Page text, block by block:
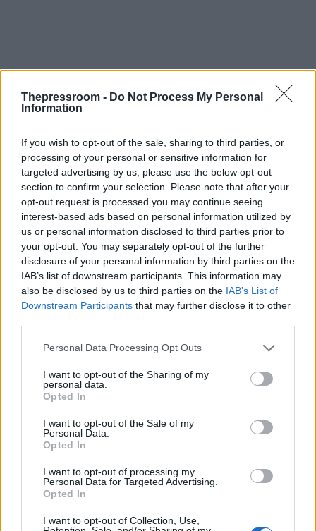
Thepressroom - Do Not Process My Personal
Information
If you wish to opt-out of the sale, sharing to third parties, or
processing of your personal or sensitive information for
targeted advertising by us, please use the below opt-out
section to confirm your selection. Please note that after your
opt-out request is processed you may continue seeing
interest-based ads based on personal information utilized by
us or personal information disclosed to third parties prior to
your opt-out. You may separately opt-out of the further
disclosure of your personal information by third parties on the
IAB’s list of downstream participants. This information may
also be disclosed by us to third parties on the IAB’s List of
Downstream Participants that may further disclose it to other
Please note that this website/app uses one or more Google
not limited to your visit or usage behaviour. You may click to
grant or deny consent to Google and its third-party tags to
use your data for below specified purposes in below Google
consent section.
Personal Data Processing Opt Outs
I want to opt-out of the Sharing of my
personal data.
Opted In
I want to opt-out of the Sale of my
Personal Data.
Opted In
I want to opt-out of processing my
Personal Data for Targeted Advertising.
Opted In
I want to opt-out of Collection, Use,
Σύμφωνα με πληροφορίες της δημόσιας
τηλεόρασης, ο κατηγορούμενος αρνήθηκε τις
κατηγορίες που του αποδίδονται,
υποστηρίζοντας ότι βρίσκεται στα Χανιά για
διακοπές μαζί με τη σύζυγο και την κόρη του.
φωτογραφία αποτελεί προσωπικό του χόμπι και
ότι δεν γνώριζε πως απαγορεύεται η λήψη
Οι αρμόδιες αρχές συνεχίζουν την έρευνα, ενώ
εξεταστούν λεπτομερώς στο πλαίσιο της
δικαστικής διερεύνησης της υπόθεσης.